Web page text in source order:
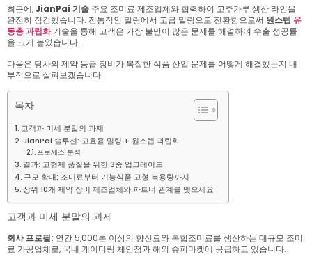
최근에,JianPai 기술 주요 조미료 제조업체와 협력하여 고추가루 생산 라인을
완전히 점검했습니다. 전통적인 밀링에서 고급 밀링으로 전환함으로써 원스텝 유
동층 과립화기술을 통해 고객은 가장 불만이 많은 문제를 해결하여 수출 성공률
을 크게 높였습니다.
다음은 당사의 제약 등급 장비가 복잡한 식품 산업 문제를 어떻게 해결했는지 내
부적으로 살펴보겠습니다.
목차
고객과 미세 분말의 과제
JianPai 솔루션: 고효율 밀링 + 원스텝 과립화
프로세스 분석
결과: 고형제 품질을 위한 3중 업그레이드
규모 확대: 조미료부터 기능식품 고형 복용량까지
상위 10개 제약 장비 제조업체와 파트너 관계를 맺으세요
고객과 미세 분말의 과제
회사 프로필: 연간 5,000톤 이상의 향신료와 복합조미료를 생산하는 대규모 조미
료 가공업체로, 국내 케이터링 체인점과 해외 슈퍼마켓에 공급하고 있습니다.